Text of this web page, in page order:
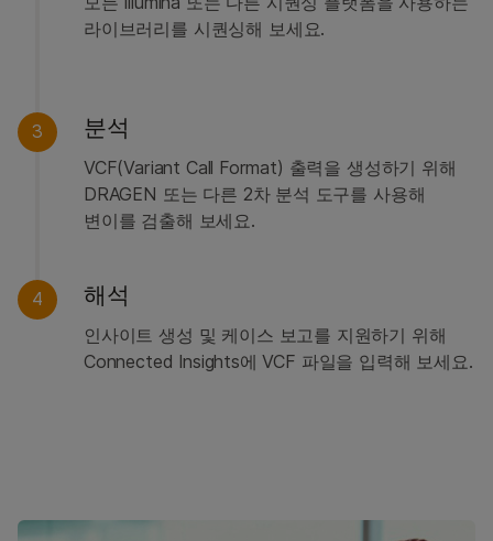
라이브러리를 시퀀싱해 보세요.
3 분석
VCF(Variant Call Format) 출력을 생성하기 위해
DRAGEN 또는 다른 2차 분석 도구를 사용해
변이를 검출해 보세요.
4 해석
인사이트 생성 및 케이스 보고를 지원하기 위해
Connected Insights에 VCF 파일을 입력해 보세요.